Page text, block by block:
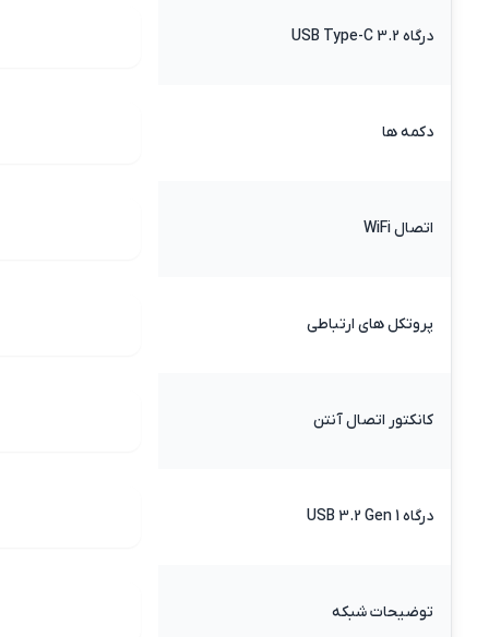
درگاه 3.2 USB Type-C
دکمه ها
اتصال WiFi
پروتکل های ارتباطی
کانکتور اتصال آنتن
درگاه USB 3.2 Gen 1
توضیحات شبکه